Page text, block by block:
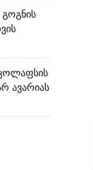
ავარიას